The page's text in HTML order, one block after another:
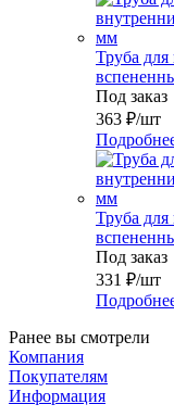
Труба
Под заказ
363 ₽/шт
Труба
Под заказ
331 ₽/шт
Ранее вы смотрели
Компания
Покупателям
Информация